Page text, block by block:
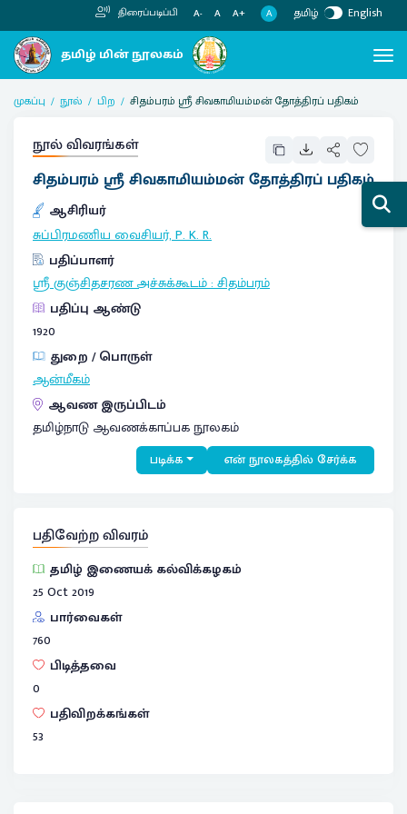
திரைப்படிப்பி A- A A+ A தமிழ் English
முகப்பு நூல் பிற சிதம்பரம் ஸ்ரீ சிவகாமியம்மன் தோத்திரப் பதிகம்
நூல் விவரங்கள்
சிதம்பரம் ஸ்ரீ சிவகாமியம்மன் தோத்திரப் பதிகம்
ஆசிரியர்
சுப்பிரமணிய வைசியர், P. K. R.
பதிப்பாளர்
ஸ்ரீ குஞ்சிதசரண அச்சுக்கூடம்:சிதம்பரம்
பதிப்பு ஆண்டு
1920
துறை / பொருள்
ஆன்மீகம்
ஆவண இருப்பிடம்
தமிழ்நாடு ஆவணக்காப்பக நூலகம்
படிக்க என் நூலகத்தில் சேர்க்க
பதிவேற்ற விவரம்
தமிழ் இணையக் கல்விக்கழகம்
25 Oct 2019
பார்வைகள்
760
பிடித்தவை
0
பதிவிறக்கங்கள்
53